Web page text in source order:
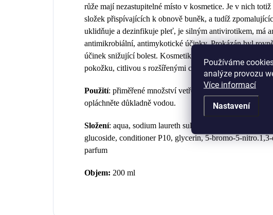
Používáme
analýze provozu
Více informací
Nastavení
růže mají nezastupitelné místo v kosmetice. Je v nich
složek přispívajících k obnově buněk, a tudíž
uklidňuje a dezinfikuje pleť, je silným antivirotikem, má
antimikrobiální, antimykotické účinky. Prokázán byl
účinek snižující bolest. Kosmetika s olejem z růže je
pokožku, citlivou s rozšířenými cévkami.
Použití: přiměřené množství vetřete do vlhkých vlasů,
opláchněte důkladně vodou.
Složení: aqua, sodium laureth sulfate, cocamidorpopyl
glucoside, conditioner P10, glycerin, 5-bromo-5-
parfum
Objem: 200 ml